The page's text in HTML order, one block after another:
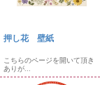
押し花 壁紙
こちらのページを開いて頂き
ありが...